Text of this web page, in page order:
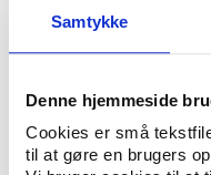
Samtykke
Denne hjemmeside
Cookies er små
til at gøre en brugers
”Danske unge er
at uddannelse er
frivillig. Hver anden
alder og køn, mens